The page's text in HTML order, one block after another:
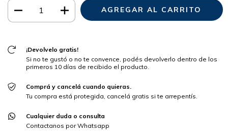
¡Devolvelo gratis!
Si no te gustó o no te convence, podés devolverlo dentro de los
primeros 10 días de recibido el producto.
Comprá y cancelá cuando quieras.
Tu compra está protegida, cancelá gratis si te arrepentís.
Cualquier duda o consulta
Contactanos por Whatsapp